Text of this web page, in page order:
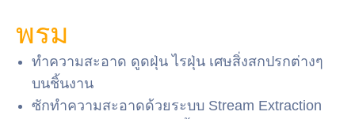
พรม
ทำความสะอาด ดูดฝุ่น ไรฝุ่น เศษสิ่งสกปรกต่างๆ
บนชิ้นงาน
ซักทำความสะอาดด้วยระบบ Stream Extraction